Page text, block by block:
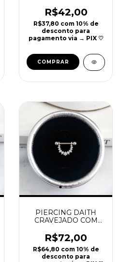
DE LUZ PRATA 925 |
REF P48
R$42,00
R$37,80 com 10% de
desconto para
pagamento via → PIX ♡
PIERCING DAITH
CRAVEJADO COM
925 | REF P52
R$72,00
R$64,80 com 10% de
desconto para